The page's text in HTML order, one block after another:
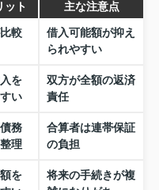
ット 主な注意点
較
借入可能額が抑え
られやすい
を
い
双方が全額の返済
責任
務
理
合算者は連帯保証
の負担
を
将来の手続きが複